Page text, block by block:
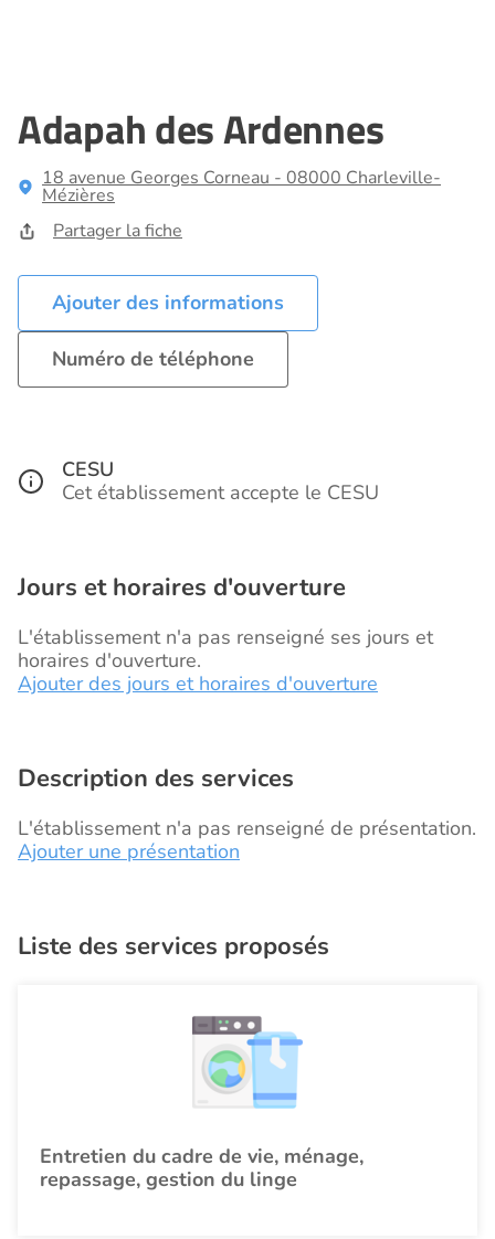
Adapah des Ardennes
18 avenue Georges Corneau - 08000 Charleville-
Mézières
Partager la fiche
Ajouter des informations
Numéro de téléphone
CESU
Cet établissement accepte le CESU
Jours et horaires d'ouverture
L'établissement n'a pas renseigné ses jours et
horaires d'ouverture.
Ajouter des jours et horaires d'ouverture
Description des services
L'établissement n'a pas renseigné de présentation.
Ajouter une présentation
Liste des services proposés
Entretien du cadre de vie, ménage,
repassage, gestion du linge